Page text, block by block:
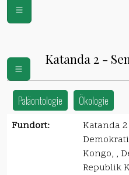
Katanda 2 -
Paläontologie Ökologie
Fundort:
Katanda
Kongo, ,
Republik